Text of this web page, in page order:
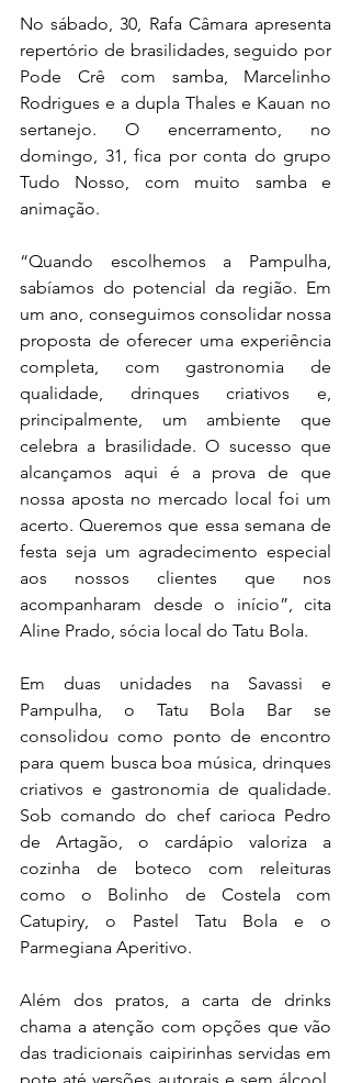
No sábado, 30, Rafa Câmara apresenta
repertório de brasilidades, seguido por
Pode Crê com samba, Marcelinho
Rodrigues e a dupla Thales e Kauan no
sertanejo. O encerramento, no
domingo, 31, fica por conta do grupo
Tudo Nosso, com muito samba e
animação.
“Quando escolhemos a Pampulha,
sabíamos do potencial da região. Em
um ano, conseguimos consolidar nossa
proposta de oferecer uma experiência
completa, com gastronomia de
qualidade, drinques criativos e,
principalmente, um ambiente que
celebra a brasilidade. O sucesso que
alcançamos aqui é a prova de que
nossa aposta no mercado local foi um
acerto. Queremos que essa semana de
festa seja um agradecimento especial
aos nossos clientes que nos
acompanharam desde o início”, cita
Aline Prado, sócia local do Tatu Bola.
Em duas unidades na Savassi e
Pampulha, o Tatu Bola Bar se
consolidou como ponto de encontro
para quem busca boa música, drinques
criativos e gastronomia de qualidade.
Sob comando do chef carioca Pedro
de Artagão, o cardápio valoriza a
cozinha de boteco com releituras
como o Bolinho de Costela com
Catupiry, o Pastel Tatu Bola e o
Parmegiana Aperitivo.
Além dos pratos, a carta de drinks
chama a atenção com opções que vão
das tradicionais caipirinhas servidas em